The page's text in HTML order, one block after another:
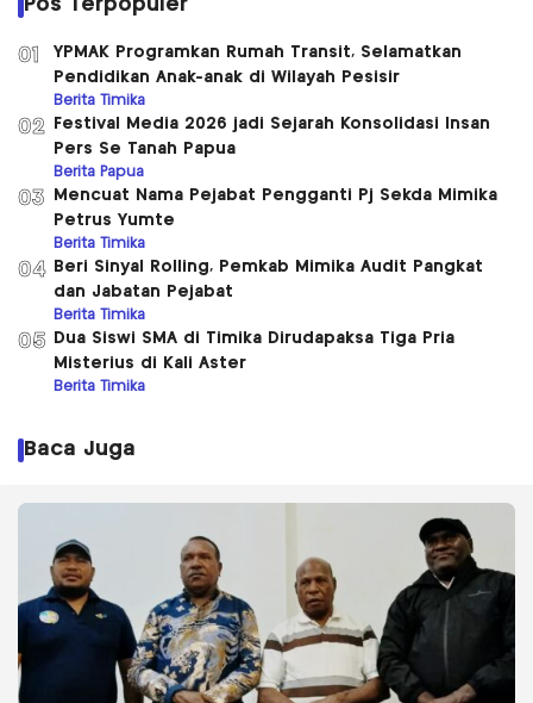
Pos Terpopuler
01
YPMAK Programkan Rumah Transit, Selamatkan
Pendidikan Anak-anak di Wilayah Pesisir
Berita Timika
02
Festival Media 2026 jadi Sejarah Konsolidasi Insan
Pers Se Tanah Papua
Berita Papua
03
Mencuat Nama Pejabat Pengganti Pj Sekda Mimika
Petrus Yumte
Berita Timika
04
Beri Sinyal Rolling, Pemkab Mimika Audit Pangkat
dan Jabatan Pejabat
Berita Timika
05
Dua Siswi SMA di Timika Dirudapaksa Tiga Pria
Misterius di Kali Aster
Berita Timika
Baca Juga